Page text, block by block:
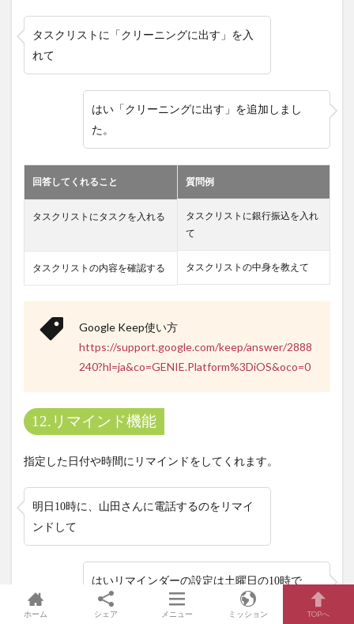
タスクリストに「クリーニングに出す」を入
れて
はい「クリーニングに出す」を追加しまし
た。
回答してくれること 質問例
タスクリストにタスクを入れる
タスクリストに銀行振込を入れ
て
タスクリストの内容を確認する タスクリストの中身を教えて
Google Keep使い方
https://support.google.com/keep/answer/2888
240?hl=ja&co=GENIE.Platform%3DiOS&oco=0
12.リマインド機能
指定した日付や時間にリマインドをしてくれます。
明日10時に、山田さんに電話するのをリマイ
ンドして
はいリマインダーの設定は土曜日の10時で
す。
ホーム シェア メニュー ミッション TOPへ